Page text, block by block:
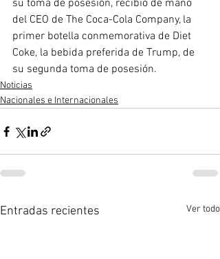
su toma de posesión, recibió de mano
del CEO de The Coca-Cola Company, la
primer botella conmemorativa de Diet
Coke, la bebida preferida de Trump, de
su segunda toma de posesión.
Noticias
Nacionales e Internacionales
Entradas recientes Ver todo